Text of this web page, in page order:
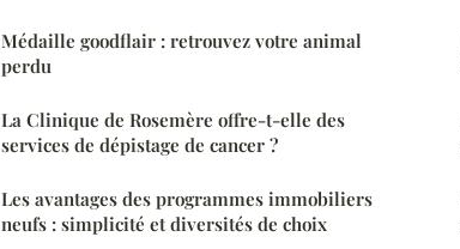
Médaille goodflair : retrouvez votre animal
perdu
La Clinique de Rosemère offre-t-elle des
services de dépistage de cancer ?
Les avantages des programmes immobiliers
neufs : simplicité et diversités de choix